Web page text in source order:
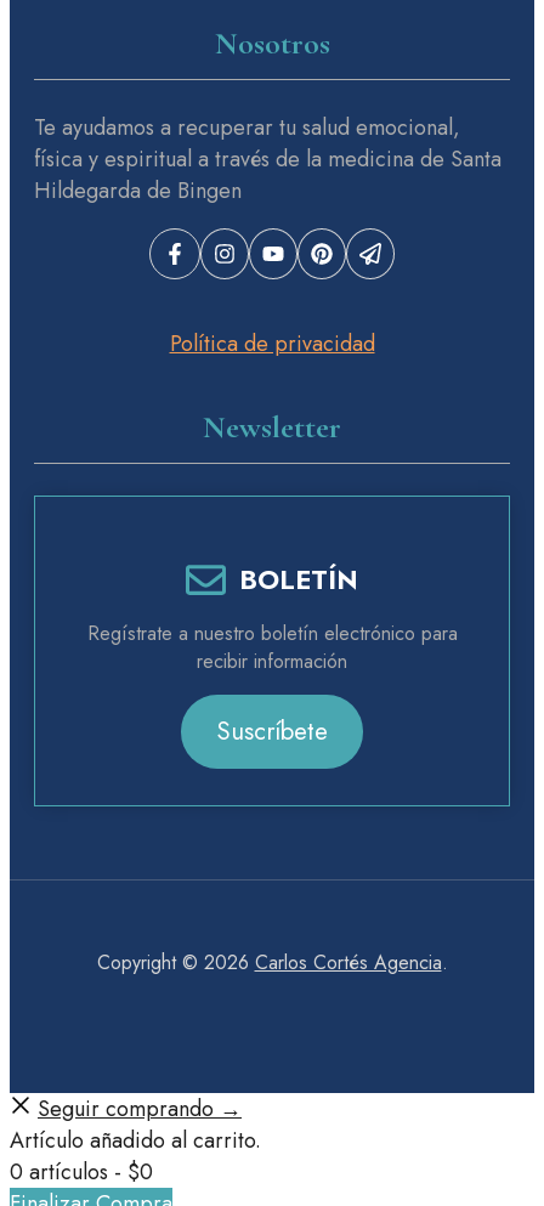
Nosotros
Te ayudamos a recuperar tu salud emocional,
física y espiritual a través de la medicina de Santa
Hildegarda de Bingen
Política de privacidad
Newsletter
BOLETÍN
Regístrate a nuestro boletín electrónico para
recibir información
Suscríbete
Copyright © 2026 Carlos Cortés Agencia.
Seguir comprando →
Artículo añadido al carrito.
0 artículos - $0